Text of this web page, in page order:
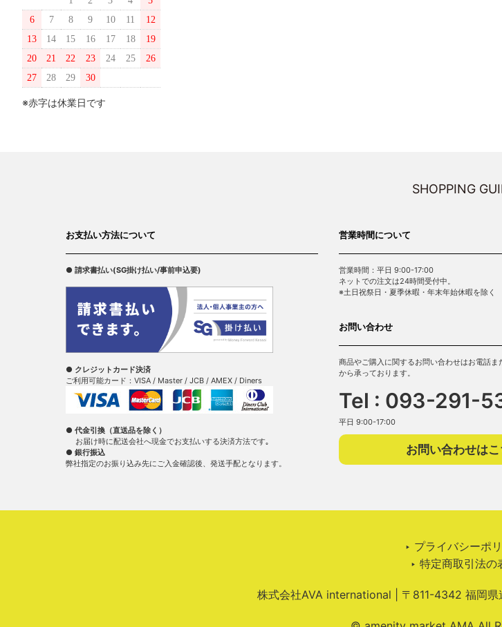
6
7 8 9 10 11
12
13
14 15 16 17 18
19
20
21 22 23 24 25
26
27
28 29 30
※赤字は休業日です
SHOPPING
お支払い方法について
● 請求書払い(SG掛け払い/事前申込要)
● クレジットカード決済
ご利用可能カード：VISA / Master / JCB / AMEX / Diners
● 代金引換（直送品を除く）
お届け時に配送会社へ現金でお支払いする決済方法です｡
● 銀行振込
弊社指定のお振り込み先にご入金確認後、発送手配となります。
営業時間について
営業時間：平日 9:00-17:00
ネットでの注文は24時間受付中。
※土日祝祭日・夏季休暇・年末年始休暇を除く
お問い合わせ
商品やご購入に関するお問い合わせはお電話ま
から承っております。
Tel : 093-291-
平日 9:00-17:00
お問い合わせはこ
‣ プライバシーポ
‣ 特定商取引法の
株式会社AVA international | 〒811-4342 福岡